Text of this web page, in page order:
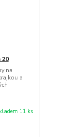
20
na
a
11 ks